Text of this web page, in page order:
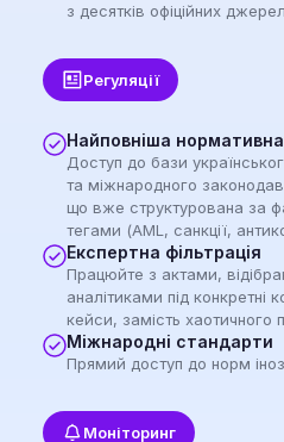
з десятків офіційних
Регуляції
Найповніша
Доступ до бази
та міжнародного
що вже структурована за
тегами (AML, санкції,
Експертна фільтрація
Працюйте з актами,
аналітиками під конкретні
кейси, замість хаотичного
Міжнародні стандарти
Прямий доступ до норм
Моніторинг